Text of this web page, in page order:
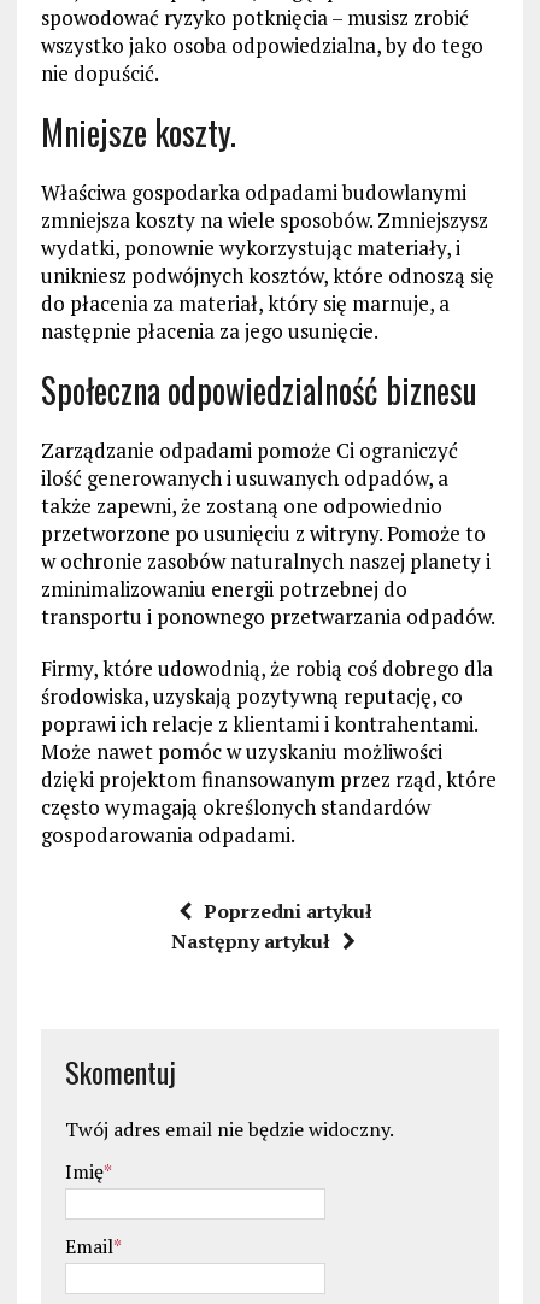
spowodować ryzyko potknięcia – musisz zrobić
wszystko jako osoba odpowiedzialna, by do tego
nie dopuścić.
Mniejsze koszty.
Właściwa gospodarka odpadami budowlanymi
zmniejsza koszty na wiele sposobów. Zmniejszysz
wydatki, ponownie wykorzystując materiały, i
unikniesz podwójnych kosztów, które odnoszą się
do płacenia za materiał, który się marnuje, a
następnie płacenia za jego usunięcie.
Społeczna odpowiedzialność biznesu
Zarządzanie odpadami pomoże Ci ograniczyć
ilość generowanych i usuwanych odpadów, a
także zapewni, że zostaną one odpowiednio
przetworzone po usunięciu z witryny. Pomoże to
w ochronie zasobów naturalnych naszej planety i
zminimalizowaniu energii potrzebnej do
transportu i ponownego przetwarzania odpadów.
Firmy, które udowodnią, że robią coś dobrego dla
środowiska, uzyskają pozytywną reputację, co
poprawi ich relacje z klientami i kontrahentami.
Może nawet pomóc w uzyskaniu możliwości
dzięki projektom finansowanym przez rząd, które
często wymagają określonych standardów
gospodarowania odpadami.
Poprzedni artykuł
Następny artykuł
Skomentuj
Twój adres email nie będzie widoczny.
Imię*
Email*